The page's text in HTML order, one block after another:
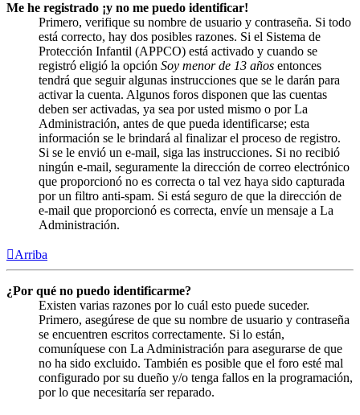
Me he registrado ¡y no me puedo identificar!
Primero, verifique su nombre de usuario y contraseña. Si todo
está correcto, hay dos posibles razones. Si el Sistema de
Protección Infantil (APPCO) está activado y cuando se
registró eligió la opción Soy menor de 13 años entonces
tendrá que seguir algunas instrucciones que se le darán para
activar la cuenta. Algunos foros disponen que las cuentas
deben ser activadas, ya sea por usted mismo o por La
Administración, antes de que pueda identificarse; esta
información se le brindará al finalizar el proceso de registro.
Si se le envió un e-mail, siga las instrucciones. Si no recibió
ningún e-mail, seguramente la dirección de correo electrónico
que proporcionó no es correcta o tal vez haya sido capturada
por un filtro anti-spam. Si está seguro de que la dirección de
e-mail que proporcionó es correcta, envíe un mensaje a La
Administración.
Arriba
¿Por qué no puedo identificarme?
Existen varias razones por lo cuál esto puede suceder.
Primero, asegúrese de que su nombre de usuario y contraseña
se encuentren escritos correctamente. Si lo están,
comuníquese con La Administración para asegurarse de que
no ha sido excluido. También es posible que el foro esté mal
configurado por su dueño y/o tenga fallos en la programación,
por lo que necesitaría ser reparado.